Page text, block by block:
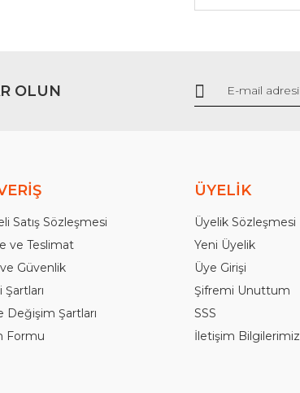
Gönder
OLUN
Satış Sözleşmesi
ve Teslimat
Güvenlik
Şartları
Değişim Şartları
Formu
ÜYELİK
Üyelik Sözleşmesi
Yeni Üyelik
Üye Girişi
Şifremi Unuttum
SSS
İletişim Bilgilerimiz